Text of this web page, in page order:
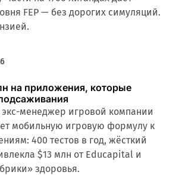
FEP — без дорогих симуляций.
на приложения, которые
менеджер игровой компании
мобильную игровую формулу к
400 тестов в год, жёсткий
$13 млн от Educapital и
здоровья.